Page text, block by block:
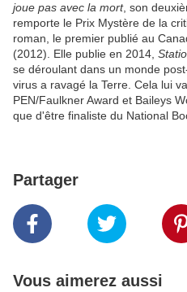
joue pas avec la mort, son
remporte le Prix Mystère de la
roman, le premier publié au
(2012). Elle publie en 2014,
se déroulant dans un monde
virus a ravagé la Terre. Cela lui
PEN/Faulkner Award et Baileys
que d'être finaliste du National
Partager
Vous aimerez aussi